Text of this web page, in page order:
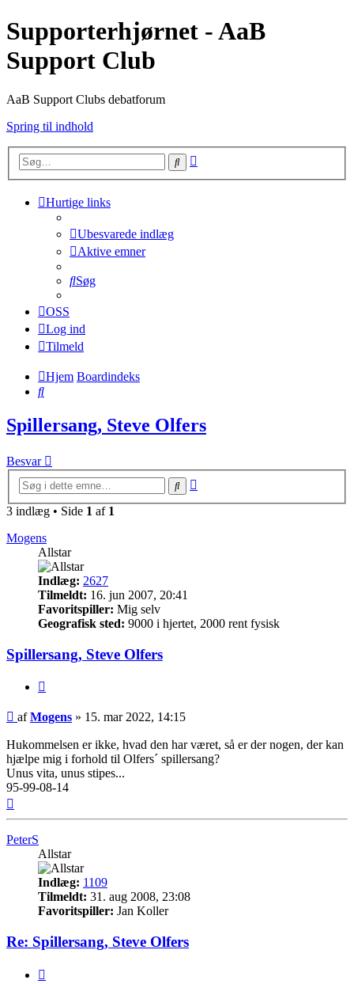
Supporterhjørnet - AaB
Support Club
AaB Support Clubs debatforum
Spring til indhold
Søg
Hurtige links
Ubesvarede indlæg
Aktive emner
Søg
OSS
Log ind
Tilmeld
Hjem Boardindeks
Søg
Spillersang, Steve Olfers
Besvar
Søg
3 indlæg • Side 1 af 1
Mogens
Allstar
Indlæg: 2627
Tilmeldt: 16. jun 2007, 20:41
Favoritspiller: Mig selv
Geografisk sted: 9000 i hjertet, 2000 rent fysisk
Spillersang, Steve Olfers
Indlæg
afMogens » 15. mar 2022, 14:15
Hukommelsen er ikke, hvad den har været, så er der nogen, der kan
hjælpe mig i forhold til Olfers´ spillersang?
Unus vita, unus stipes...
95-99-08-14
PeterS
Allstar
Indlæg: 1109
Tilmeldt: 31. aug 2008, 23:08
Favoritspiller: Jan Koller
Re: Spillersang, Steve Olfers